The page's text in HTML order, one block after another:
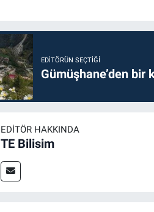
EDITÖRÜN SEÇTIĞI
Gümüşhane’den bir
EDITÖR HAKKINDA
TE Bilisim